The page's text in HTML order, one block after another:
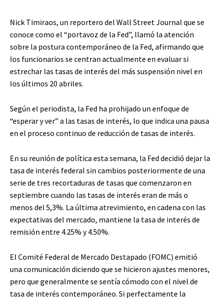
Nick Timiraos, un reportero del Wall Street Journal que se
conoce como el “portavoz de la Fed”, llamó la atención
sobre la postura contemporáneo de la Fed, afirmando que
los funcionarios se centran actualmente en evaluar si
estrechar las tasas de interés del más suspensión nivel en
los últimos 20 abriles.
Según el periodista, la Fed ha prohijado un enfoque de
“esperar y ver” a las tasas de interés, lo que indica una pausa
en el proceso continuo de reducción de tasas de interés.
En su reunión de política esta semana, la Fed decidió dejar la
tasa de interés federal sin cambios posteriormente de una
serie de tres recortaduras de tasas que comenzaron en
septiembre cuando las tasas de interés eran de más o
menos del 5,3%. La última atrevimiento, en cadena con las
expectativas del mercado, mantiene la tasa de interés de
remisión entre 4.25% y 4.50%.
El Comité Federal de Mercado Destapado (FOMC) emitió
una comunicación diciendo que se hicieron ajustes menores,
pero que generalmente se sentía cómodo con el nivel de
tasa de interés contemporáneo. Si perfectamente la